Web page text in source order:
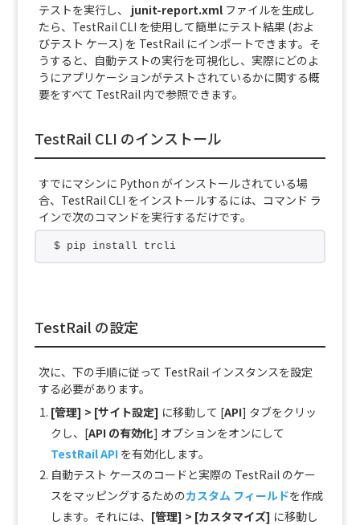
テストを実行し、 junit-report.xmlファイルを生成し
たら、TestRail CLI を使用して簡単にテスト結果 (およ
びテスト ケース) を TestRail にインポートできます。そ
うすると、自動テストの実行を可視化し、実際にどのよ
うにアプリケーションがテストされているかに関する概
要をすべて TestRail 内で参照できます。
TestRail CLI のインストール
すでにマシンに Python がインストールされている場
合、TestRail CLI をインストールするには、コマンド ラ
インで次のコマンドを実行するだけです。
$ pip install trcli
TestRail の設定
次に、下の手順に従って TestRail インスタンスを設定
する必要があります。
[管理] > [サイト設定] に移動して [API] タブをクリッ
クし、[API の有効化] オプションをオンにして
TestRail API を有効化します。
自動テスト ケースのコードと実際の TestRail のケー
スをマッピングするためのカスタム フィールドを作成
します。それには、 [管理] > [カスタマイズ] に移動し